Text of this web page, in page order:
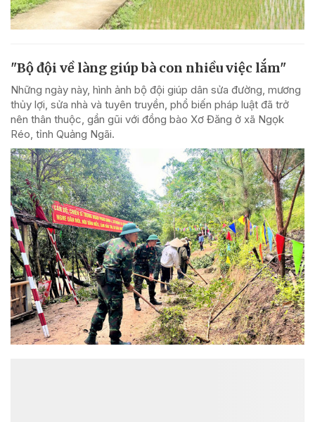
"Bộ đội về làng giúp bà con nhiều việc lắm"
Những ngày này, hình ảnh bộ đội giúp dân sửa đường, mương
thủy lợi, sửa nhà và tuyên truyền, phổ biến pháp luật đã trở
nên thân thuộc, gần gũi với đồng bào Xơ Đăng ở xã Ngọk
Réo, tỉnh Quảng Ngãi.